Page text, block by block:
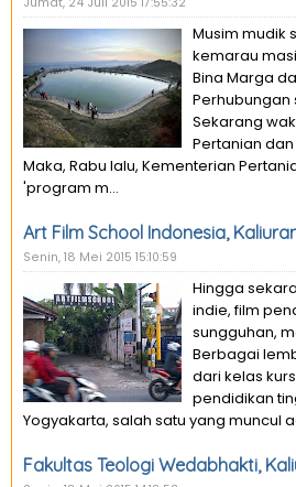
Musim mudik
kemarau
Bina Marga
Perhubungan
Sekarang
Pertanian dan
Maka, Rabu lalu, Kementerian
'program m...
Art Film School Indonesia,
Senin, 18 Mei 2015 15:10:59
Hingga
indie, film
sungguhan,
Berbagai
dari kelas
pendidikan
Yogyakarta, salah satu yang muncul
Fakultas Teologi Wedabhakti,